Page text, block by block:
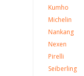
Kumho
Michelin
Nankang
Nexen
Pirelli
Seiberling